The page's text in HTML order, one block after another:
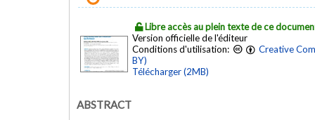
Libre accès au plein texte de ce
Version officielle de l'éditeur
Conditions d'utilisation:
Creative
BY)
Télécharger (2MB)
ABSTRACT